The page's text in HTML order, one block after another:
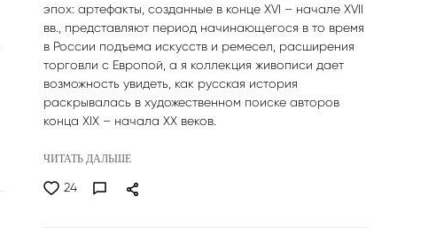
эпох: артефакты, созданные в конце XVI – начале XVII
вв., представляют период начинающегося в то время
в России подъема искусств и ремесел, расширения
торговли с Европой, а я коллекция живописи дает
возможность увидеть, как русская история
раскрывалась в художественном поиске авторов
конца XIX – начала ХХ веков.
ЧИТАТЬ ДАЛЬШЕ
24